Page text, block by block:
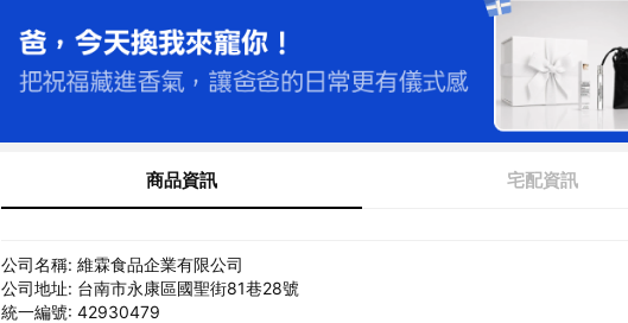
商品資訊 宅配資訊
公司名稱: 維霖食品企業有限公司
公司地址: 台南市永康區國聖街81巷28號
統一編號: 42930479